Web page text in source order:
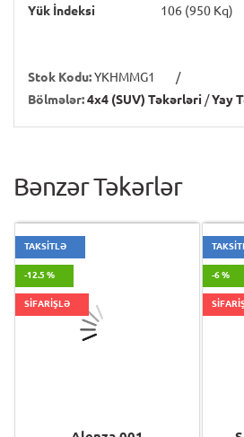
Yük İndeksi 106 (950 Kq)
Stok Kodu:YKHMMG1
/
Bölmələr:4x4 (SUV) Təkərləri /Yay
Bənzər Təkərlər
TAKSİTLƏ
-12.5 %
SİFARİŞLƏ
-6 %